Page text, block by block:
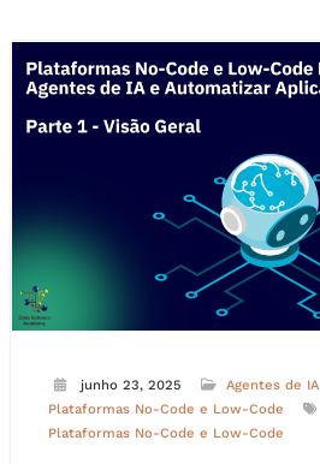
junho 23, 2025 Agentes de IA
Plataformas No-Code e Low-Code
Plataformas No-Code e Low-Code